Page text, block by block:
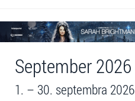
September 2026
1. – 30. septembra 2026